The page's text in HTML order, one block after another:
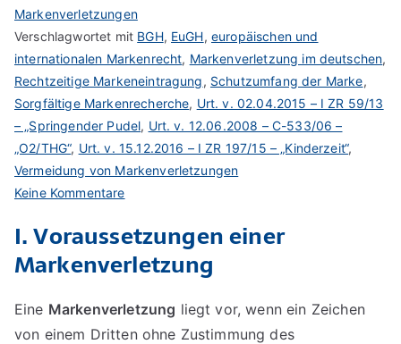
Markenverletzungen
Verschlagwortet mit BGH, EuGH, europäischen und
internationalen Markenrecht, Markenverletzung im deutschen,
Rechtzeitige Markeneintragung, Schutzumfang der Marke,
Sorgfältige Markenrecherche, Urt. v. 02.04.2015 – I ZR 59/13
– „Springender Pudel, Urt. v. 12.06.2008 – C-533/06 –
„O2/THG“, Urt. v. 15.12.2016 – I ZR 197/15 – „Kinderzeit“,
Vermeidung von Markenverletzungen
Keine Kommentarezu
im
deutschen,
europäischen
und
internationalen
I. Voraussetzungen einer
Markenverletzung
Eine Markenverletzung liegt vor, wenn ein Zeichen
von einem Dritten ohne Zustimmung des